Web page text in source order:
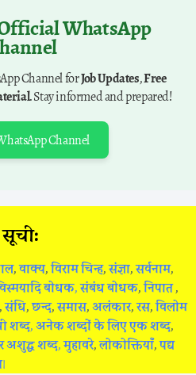
WhatsApp
Channel forJob Updates,Free
. Stay informed and prepared!
Channel
,वाक्य,विराम चिन्ह,संज्ञा,सर्वनाम,
बोधक,संबंध बोधक,निपात,
,संधि,छन्द,समास,अलंकार,रस,विलोम
शब्द,अनेक शब्दों के लिए एक शब्द,
अशुद्ध शब्द,मुहावरे,लोकोक्तियाँ,पद्य
।